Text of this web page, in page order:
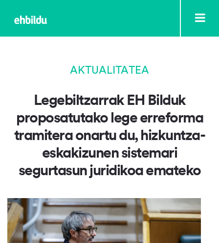
AKTUALITATEA
Legebiltzarrak EH Bilduk
proposatutako lege erreforma
tramitera onartu du, hizkuntza-
eskakizunen sistemari
segurtasun juridikoa emateko